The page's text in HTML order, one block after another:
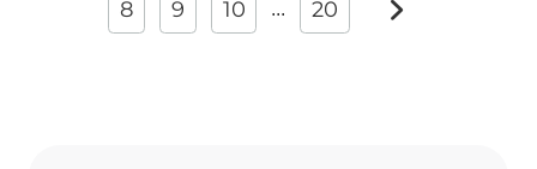
8 9 10 ... 20 weiter